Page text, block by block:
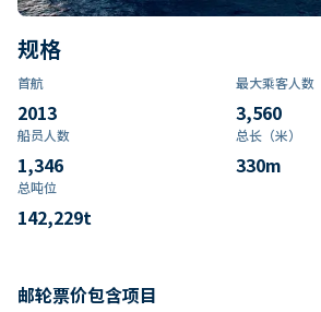
规格
首航
2013
最大乘客人数
3,560
船员人数
1,346
总长（米）
330m
总吨位
142,229t
邮轮票价包含项目